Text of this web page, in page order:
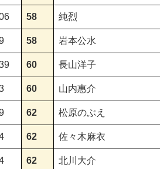
58 純烈
58 岩本公水
60 長山洋子
60 山内惠介
62 松原のぶえ
62 佐々木麻衣
62 北川大介